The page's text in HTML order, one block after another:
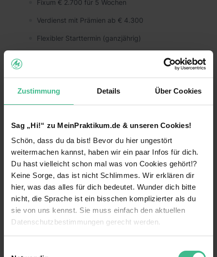
Zustimmung Details Über Cookies
Sag „Hi!“ zu MeinPraktikum.de & unseren Cookies!
Schön, dass du da bist! Bevor du hier ungestört
weitermachen kannst, haben wir ein paar Infos für dich.
Du hast vielleicht schon mal was von Cookies gehört!?
Keine Sorge, das ist nicht Schlimmes. Wir erklären dir
hier, was das alles für dich bedeutet. Wunder dich bitte
nicht, die Sprache ist ein bisschen komplizierter als du
sie von uns kennst. Sie muss einfach den aktuellen
Datenschutzbestimmungen gerecht werden.
Fixum € 2.700 für 5 Wochen
Verdienst mit Prämien ab € 4.300
Flexibler Starttermin (ganzjährig)
Firmenevents & attraktive Incentives
Praktikumsbestätigung/Zeugnis für deinen
Wir wünschen uns:
Deutsch als Muttersprache (bzw. Level C1)
Mindestalter: 18 Jahre
Benefits
Weiterbildungsmaßnahmen
Einführungsveranstaltung
Flexible Arbeitszeiten
Wohnung wird vom Unternehmen gestellt
Mitarbeiterevents13 weitere anzeigen